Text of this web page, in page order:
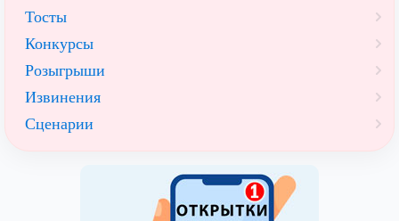
Тосты
Конкурсы
Розыгрыши
Извинения
Сценарии